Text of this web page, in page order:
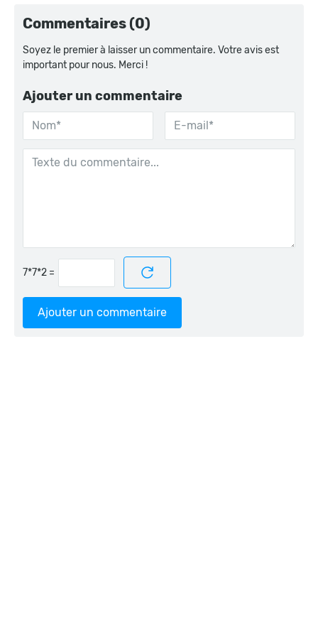
Commentaires (0)
Soyez le premier à laisser un commentaire. Votre avis est
important pour nous. Merci !
Ajouter un commentaire
=
Ajouter un commentaire